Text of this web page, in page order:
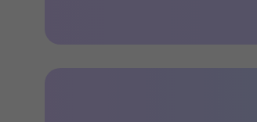
Мы не просто продаем